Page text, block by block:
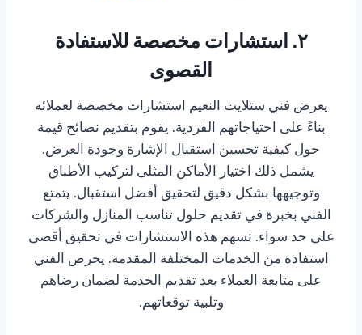
٢. استشارات مخصصة للاستفادة
القصوى
يعرض فني ستلايت النعيم استشارات مخصصة لعملائه
بناءً على احتياجاتهم الفردية. يقوم بتقديم نصائح قيمة
حول كيفية تحسين استقبال الإشارة وجودة العرض.
يشمل ذلك اختيار الأماكن المثلى لتركيب الأطباق
وتوجيهها بشكل دقيق لتحقيق أفضل استقبال. يتمتع
الفني بخبرة في تقديم حلول تناسب المنازل والشركات
على حد سواء. تسهم هذه الاستشارات في تحقيق أقصى
استفادة من الخدمات المختلفة المقدمة. يحرص الفني
على متابعة العملاء بعد تقديم الخدمة لضمان رضاهم
وتلبية توقعاتهم.